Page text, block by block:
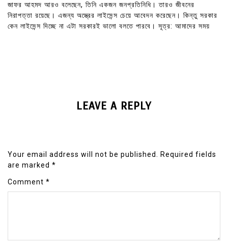
জাফর আহমদ আরও বলেছেন, তিনি একজন জনপ্রতিনিধি। তারও জীবনের
নিরাপত্তা রয়েছে। এজন্য অস্ত্রের লাইসেন্স চেয়ে আবেদন করেছেন। কিন্তু সরকার
কেন লাইসেন্স দিচ্ছে না এটা সরকারই ভালো বলতে পারবে। সূত্র: আমাদের সময়
LEAVE A REPLY
Your email address will not be published.
Required fields
are marked *
Comment *